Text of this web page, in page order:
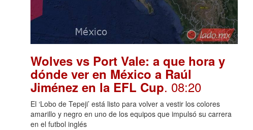
Wolves vs Port Vale: a que hora y
dónde ver en México a Raúl
Jiménez en la EFL Cup. 08:20
El ‘Lobo de Tepeji’ está listo para volver a vestir los colores
amarillo y negro en uno de los equipos que impulsó su carrera
en el futbol inglés